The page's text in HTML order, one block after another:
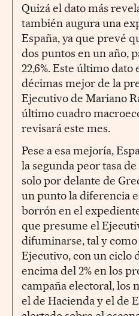
Quizá el dato más
también augura una
España, ya que prevé
dos puntos en un año,
22,6%. Este último dato
décimas mejor de la
Ejecutivo de Mariano
último cuadro
revisará este mes.
Pese a esa mejoría,
la segunda peor tasa
solo por delante de
un punto la diferencia
borrón en el
que presume el
difuminarse, tal y
Ejecutivo, con un ciclo
encima del 2% en los
campaña electoral, los
el de Hacienda y el de